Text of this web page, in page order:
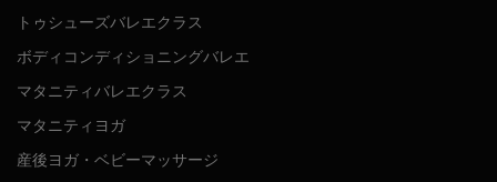
トゥシューズバレエクラス
ボディコンディショニングバレエ
マタニティバレエクラス
マタニティヨガ
産後ヨガ・ベビーマッサージ